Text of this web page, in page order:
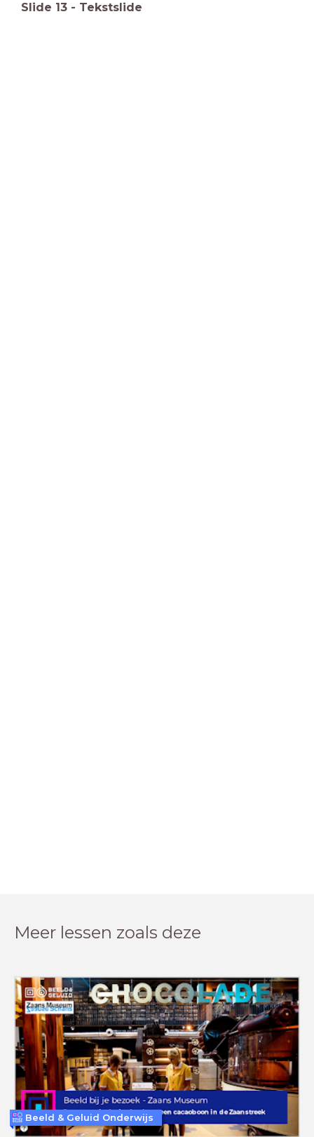
Slide 13 - Tekstslide
Meer lessen zoals deze
Beeld & Geluid Onderwijs